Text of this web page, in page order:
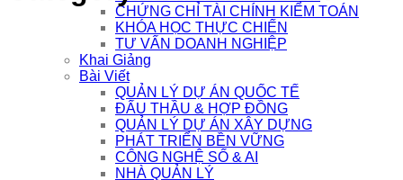
CHỨNG CHỈ TÀI CHÍNH KIỂM TOÁN
KHÓA HỌC THỰC CHIẾN
TƯ VẤN DOANH NGHIỆP
Khai Giảng
Bài Viết
QUẢN LÝ DỰ ÁN QUỐC TẾ
ĐẤU THẦU & HỢP ĐỒNG
QUẢN LÝ DỰ ÁN XÂY DỰNG
PHÁT TRIỂN BỀN VỮNG
CÔNG NGHỆ SỐ & AI
NHÀ QUẢN LÝ